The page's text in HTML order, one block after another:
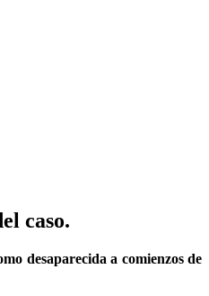
caso.
desaparecida a comienzos de